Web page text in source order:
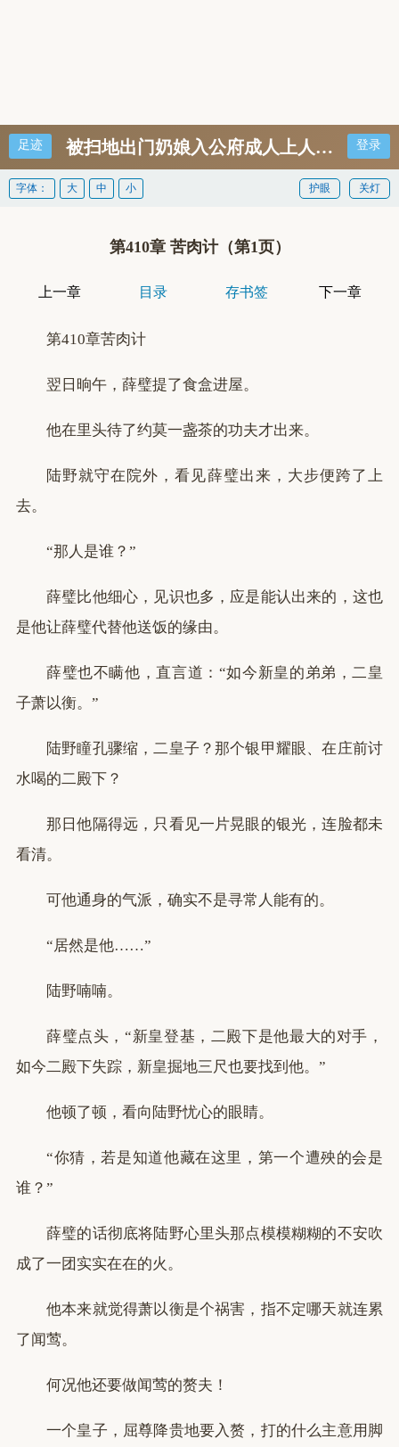
足迹 被扫地出门奶娘入公府成人上人裴定玄柳
登录
关灯
护眼
字体： 大 中 小
第410章 苦肉计（第1页）
上一章 目录 存书签 下一章
第410章苦肉计
翌日晌午，薛璧提了食盒进屋。
他在里头待了约莫一盏茶的功夫才出来。
陆野就守在院外，看见薛璧出来，大步便跨了上
去。
“那人是谁？”
薛璧比他细心，见识也多，应是能认出来的，这也
是他让薛璧代替他送饭的缘由。
薛璧也不瞒他，直言道：“如今新皇的弟弟，二皇
子萧以衡。”
陆野瞳孔骤缩，二皇子？那个银甲耀眼、在庄前讨
水喝的二殿下？
那日他隔得远，只看见一片晃眼的银光，连脸都未
看清。
可他通身的气派，确实不是寻常人能有的。
“居然是他……”
陆野喃喃。
薛璧点头，“新皇登基，二殿下是他最大的对手，
如今二殿下失踪，新皇掘地三尺也要找到他。”
他顿了顿，看向陆野忧心的眼睛。
“你猜，若是知道他藏在这里，第一个遭殃的会是
谁？”
薛璧的话彻底将陆野心里头那点模模糊糊的不安吹
成了一团实实在在的火。
他本来就觉得萧以衡是个祸害，指不定哪天就连累
了闻莺。
何况他还要做闻莺的赘夫！
一个皇子，屈尊降贵地要入赘，打的什么主意用脚